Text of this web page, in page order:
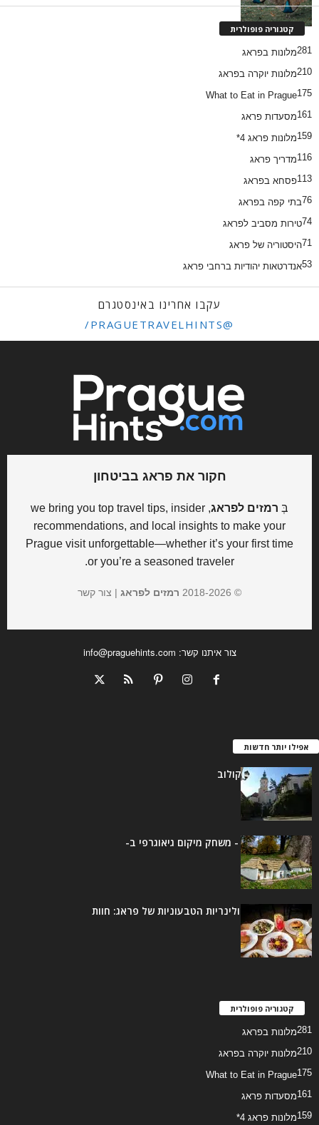
קטגוריה פופולרית
מלונות בפראג281
מלונות יוקרה בפראג210
What to Eat in Prague175
מסעדות פראג161
מלונות פראג 4*159
מדריך פראג116
פסחא בפראג113
בתי קפה בפראג76
טירות מסביב לפראג74
היסטוריה של פראג71
אנדרטאות יהודיות ברחבי פראג53
עקבו אחרינו באינסטגרם
@PRAGUETRAVELHINTS/
חקור את פראג בביטחון
בְּ רמזים לפראג , we bring you top travel tips, insider
recommendations, and local insights to make your
Prague visit unforgettable—whether it’s your first time
or you’re a seasoned traveler.
© 2018-
2026 רמזים לפראג | צור קשר
צור איתנו קשר: info@praguehints.com
אפילו יותר חדשות
מוזיאון אזורי במיקולוב
עיקרון גבוה יותר - משחק מיקום גיאוגרפי ב-
Příbram
גילוי הפנינים הקולינריות הטבעוניות של פראג: חוות
דעת אורחים
קטגוריה פופולרית
מלונות בפראג281
מלונות יוקרה בפראג210
What to Eat in Prague175
מסעדות פראג161
מלונות פראג 4*159